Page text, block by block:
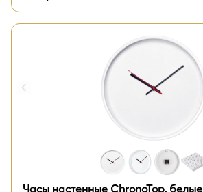
Часы настенные ChronoTop, белые